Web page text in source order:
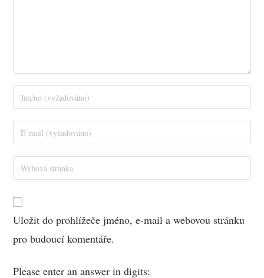
Uložit do prohlížeče jméno, e-mail a webovou stránku
pro budoucí komentáře.
Please enter an answer in digits: